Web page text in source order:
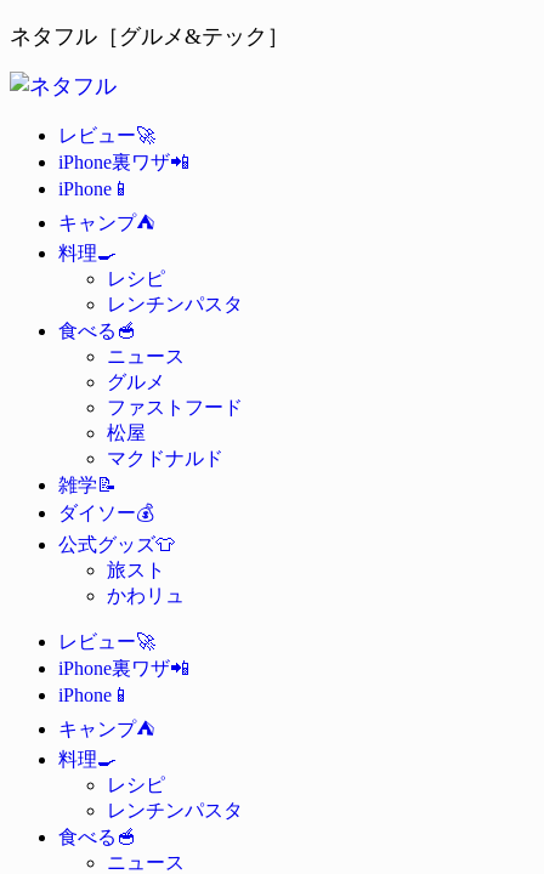
ネタフル［グルメ&テック］
レビュー🚀
iPhone裏ワザ📲
iPhone 📱
キャンプ⛺
料理🍳
レシピ
レンチンパスタ
食べる 🥣
ニュース
グルメ
ファストフード
松屋
マクドナルド
雑学📝
ダイソー💰
公式グッズ👕
旅スト
かわリュ
レビュー🚀
iPhone裏ワザ📲
iPhone 📱
キャンプ⛺
料理🍳
レシピ
レンチンパスタ
食べる 🥣
ニュース